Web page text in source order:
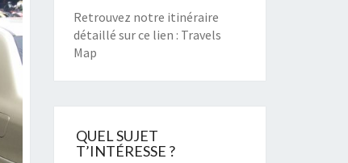
Retrouvez notre itinéraire
détaillé sur ce lien : Travels
Map
QUEL SUJET
T’INTÉRESSE ?